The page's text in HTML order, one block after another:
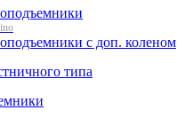
с доп. коленом
типа